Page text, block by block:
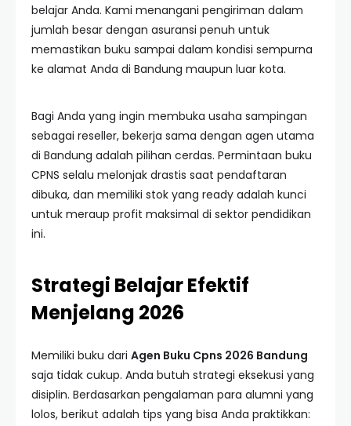
belajar Anda. Kami menangani pengiriman dalam
jumlah besar dengan asuransi penuh untuk
memastikan buku sampai dalam kondisi sempurna
ke alamat Anda di Bandung maupun luar kota.
Bagi Anda yang ingin membuka usaha sampingan
sebagai reseller, bekerja sama dengan agen utama
di Bandung adalah pilihan cerdas. Permintaan buku
CPNS selalu melonjak drastis saat pendaftaran
dibuka, dan memiliki stok yang ready adalah kunci
untuk meraup profit maksimal di sektor pendidikan
ini.
Strategi Belajar Efektif
Menjelang 2026
Memiliki buku dari Agen Buku Cpns 2026 Bandung
saja tidak cukup. Anda butuh strategi eksekusi yang
disiplin. Berdasarkan pengalaman para alumni yang
lolos, berikut adalah tips yang bisa Anda praktikkan: